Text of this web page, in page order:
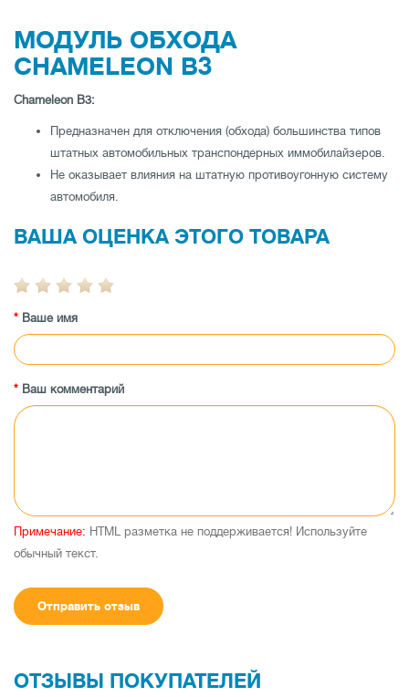
МОДУЛЬ ОБХОДА
CHAMELEON B3
Chameleon B3:
Предназначен для отключения (обхода) большинства типов
штатных автомобильных транспондерных иммобилайзеров.
Не оказывает влияния на штатную противоугонную систему
автомобиля.
ВАША ОЦЕНКА ЭТОГО ТОВАРА
Ваше имя
Ваш комментарий
Примечание: HTML разметка не поддерживается! Используйте
обычный текст.
Отправить отзыв
ОТЗЫВЫ ПОКУПАТЕЛЕЙ